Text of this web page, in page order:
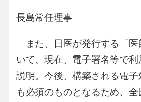
長島常任理事
また、日医が発行する「医
いて、現在、電子署名等で利
説明。今後、構築される電
も必須のものとなるため、